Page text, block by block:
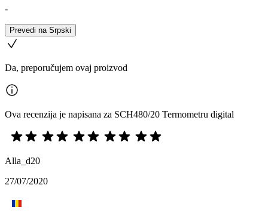
-
Prevedi na Srpski
Da, preporučujem ovaj proizvod
Ova recenzija je napisana za SCH480/20 Termometru digital
Alla_d20
27/07/2020